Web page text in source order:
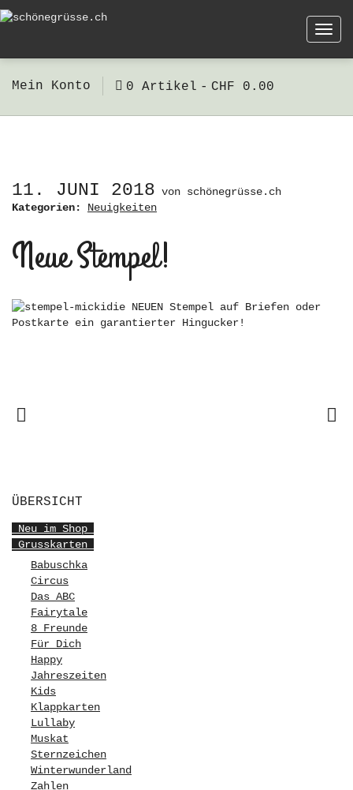
Mein Konto 0 Artikel CHF 0.00
11. JUNI 2018 von schönegrüsse.ch
Kategorien:
Neuigkeiten
Neue Stempel!
die NEUEN Stempel auf Briefen oder
Postkarte ein garantierter Hingucker!
ÜBERSICHT
Neu im Shop
Grusskarten
Babuschka
Circus
Das ABC
Fairytale
8 Freunde
Für Dich
Happy
Jahreszeiten
Kids
Klappkarten
Lullaby
Muskat
Sternzeichen
Winterwunderland
Zahlen